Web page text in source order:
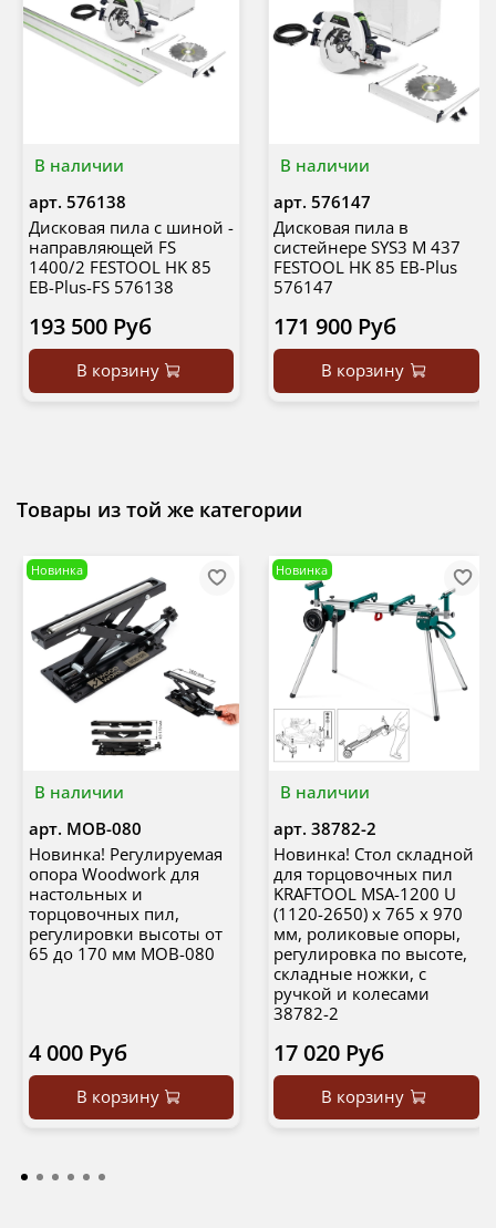
В наличии
арт. 576138
Дисковая пила с шиной -
направляющей FS
1400/2 FESTOOL HK 85
EB-Plus-FS 576138
193 500 Руб
В корзину
В наличии
арт. 576147
Дисковая пила в
систейнере SYS3 M 437
FESTOOL HK 85 EB-Plus
576147
171 900 Руб
В корзину
Товары из той же категории
В наличии
Новинка
арт. MOB-080
Новинка! Регулируемая
опора Woodwork для
настольных и
торцовочных пил,
регулировки высоты от
65 до 170 мм MOB-080
4 000 Руб
В корзину
В наличии
Новинка
арт. 38782-2
Новинка! Стол складной
для торцовочных пил
KRAFTOOL MSA-1200 U
(1120-2650) х 765 х 970
мм, роликовые опоры,
регулировка по высоте,
складные ножки, с
ручкой и колесами
38782-2
17 020 Руб
В корзину